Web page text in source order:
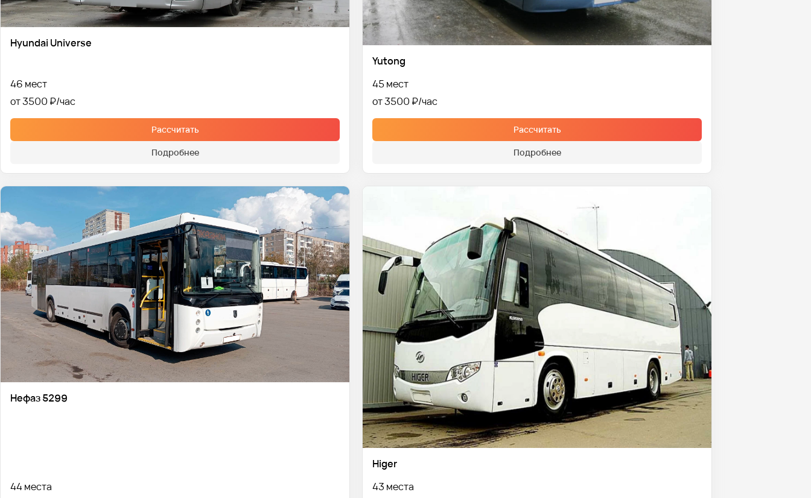
Hyundai Universe
46 мест
от 3500 ₽
Рассчитать
Подробнее
Yutong
45 мест
от 3500 ₽
Рассчитать
Подробнее
Нефаз 5299
44 места
Higer
43 места